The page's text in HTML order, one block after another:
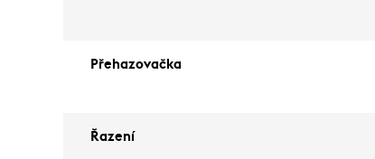
Přehazovačka
Řazení